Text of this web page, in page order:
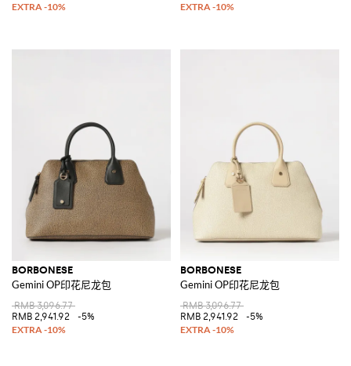
BORBONESE
Gemini OP印花尼龙包
RMB 3,096.77
RMB 2,941.92
-5%
BORBONESE
Gemini OP印花尼龙包
RMB 3,096.77
RMB 2,941.92
-5%